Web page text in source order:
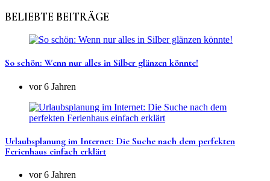
BELIEBTE BEITRÄGE
So schön: Wenn nur alles in Silber glänzen könnte!
vor 6 Jahren
Urlaubsplanung im Internet: Die Suche nach dem perfekten
Ferienhaus einfach erklärt
vor 6 Jahren